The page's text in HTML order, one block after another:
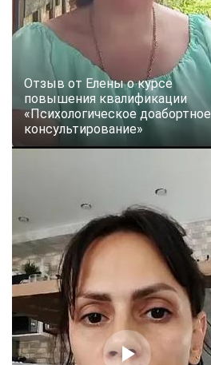
Отзыв от Елены о курсе
повышения квалификации
«Психологическое доабортное
консультирование»